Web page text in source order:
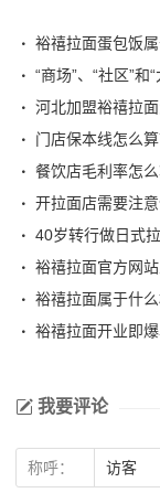
裕禧拉面蛋包饭
“商场”、“社区”和“大
河北加盟裕禧拉面
门店保本线怎么算
餐饮店毛利率怎么
开拉面店需要注
40岁转行做日式
裕禧拉面官方网站
裕禧拉面属于什
裕禧拉面开业即
我要评论
称呼：